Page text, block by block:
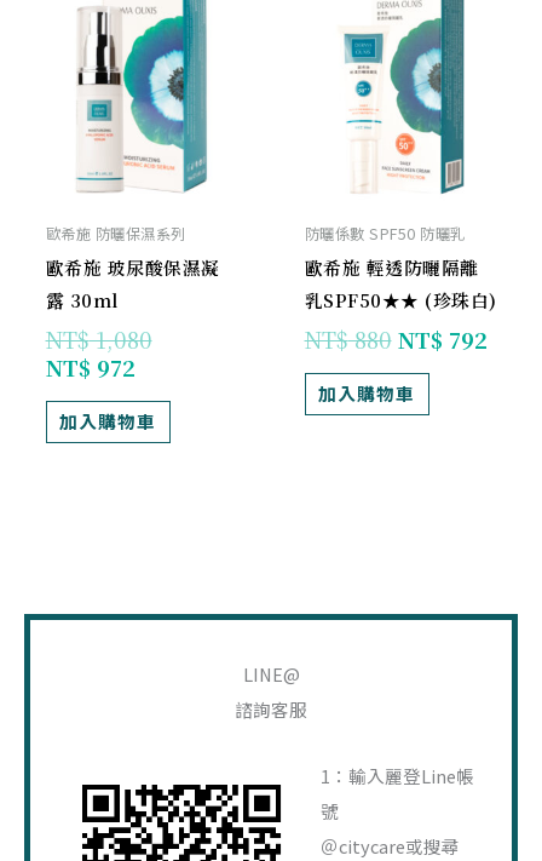
歐希施 防曬保濕系列
歐希施 玻尿酸保濕凝
露 30ml
NT$1,080
始
價
格：
NT$ 1,080。
NT$ 972
前
價
格：
NT$ 972。
加入購物車
防曬係數 SPF50 防曬乳
歐希施 輕透防曬隔離
乳SPF50★★ (珍珠白)
NT$880
始
價
格：
NT$ 880。
NT$ 792
加入購物車
LINE@
諮詢客服
1：輸入麗登Line帳
號
＠citycare或搜尋